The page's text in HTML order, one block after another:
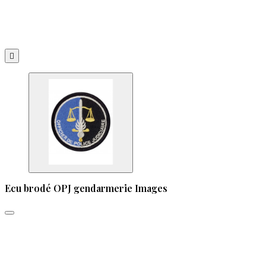

Ecu brodé OPJ gendarmerie Images